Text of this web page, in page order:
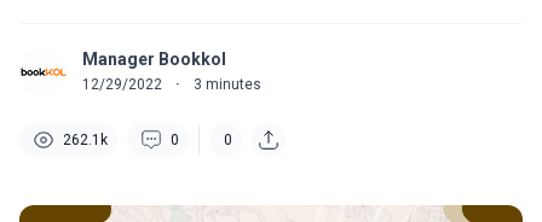
Manager Bookkol
12/29/2022 · 3 minutes
262.1k 0 0